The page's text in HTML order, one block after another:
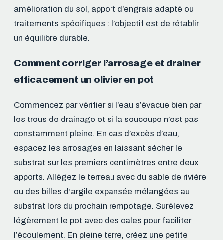
amélioration du sol, apport d’engrais adapté ou
traitements spécifiques : l’objectif est de rétablir
un équilibre durable.
Comment corriger l’arrosage et drainer
efficacement un olivier en pot
Commencez par vérifier si l’eau s’évacue bien par
les trous de drainage et si la soucoupe n’est pas
constamment pleine. En cas d’excès d’eau,
espacez les arrosages en laissant sécher le
substrat sur les premiers centimètres entre deux
apports. Allégez le terreau avec du sable de rivière
ou des billes d’argile expansée mélangées au
substrat lors du prochain rempotage. Surélevez
légèrement le pot avec des cales pour faciliter
l’écoulement. En pleine terre, créez une petite